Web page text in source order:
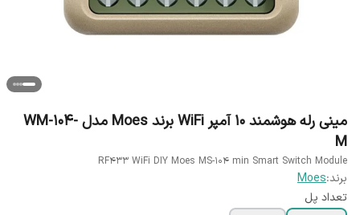
مینی رله هوشمند 10 آمپر WiFi برند Moes مدل WM-104-
M
RF433 WiFi DIY Moes MS-104 min Smart Switch Module
برند:Moes
تعداد پل